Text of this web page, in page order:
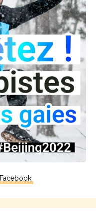
Facebook